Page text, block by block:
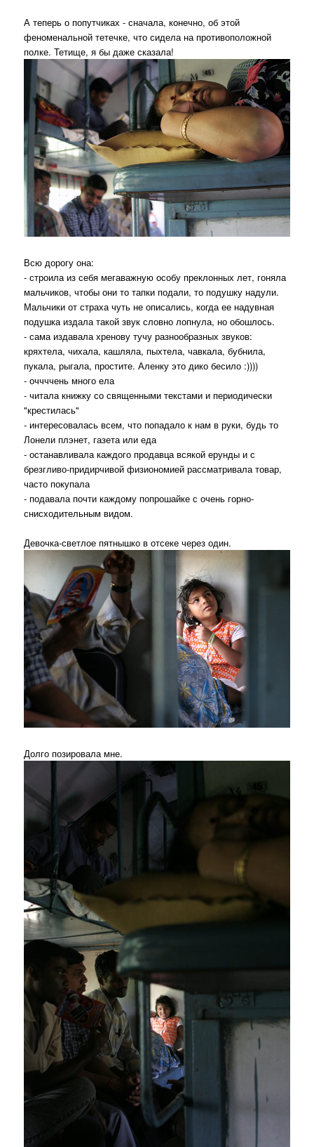
А теперь о попутчиках - сначала, конечно, об этой
феноменальной тетечке, что сидела на противоположной
полке. Тетище, я бы даже сказала!
Всю дорогу она:
- строила из себя мегаважную особу преклонных лет, гоняла
мальчиков, чтобы они то тапки подали, то подушку надули.
Мальчики от страха чуть не описались, когда ее надувная
подушка издала такой звук словно лопнула, но обошлось.
- сама издавала хренову тучу разнообразных звуков:
кряхтела, чихала, кашляла, пыхтела, чавкала, бубнила,
пукала, рыгала, простите. Аленку это дико бесило :))))
- оччччень много ела
- читала книжку со священными текстами и периодически
"крестилась"
- интересовалась всем, что попадало к нам в руки, будь то
Лонели плэнет, газета или еда
- останавливала каждого продавца всякой ерунды и с
брезгливо-придирчивой физиономией рассматривала товар,
часто покупала
- подавала почти каждому попрошайке с очень горно-
снисходительным видом.
Девочка-светлое пятнышко в отсеке через один.
Долго позировала мне.